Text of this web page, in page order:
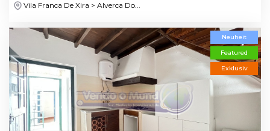
Vila Franca De Xira > Alverca Do...
Neuheit
Featured
Exklusiv